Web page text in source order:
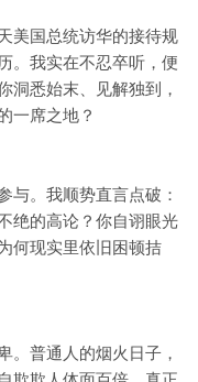
美国总统访华的接待规
。我实在不忍卒听，便
洞悉始末、见解独到，
一席之地？
与。我顺势直言点破：
绝的高论？你自诩眼光
何现实里依旧困顿拮
。普通人的烟火日子，